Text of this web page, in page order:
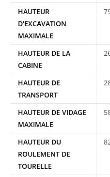
HAUTEUR
D'EXCAVATION
MAXIMALE
HAUTEUR DE LA
CABINE
HAUTEUR DE
TRANSPORT
HAUTEUR DE VIDAGE
MAXIMALE
HAUTEUR DU
ROULEMENT DE
TOURELLE